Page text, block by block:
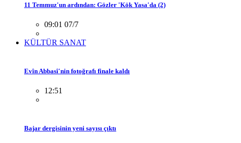
11 Temmuz'un ardından: Gözler 'Kök Yasa'da (2)
09:01 07/7
KÜLTÜR SANAT
Evîn Abbasî'nin fotoğrafı finale kaldı
12:51
Bajar dergisinin yeni sayısı çıktı